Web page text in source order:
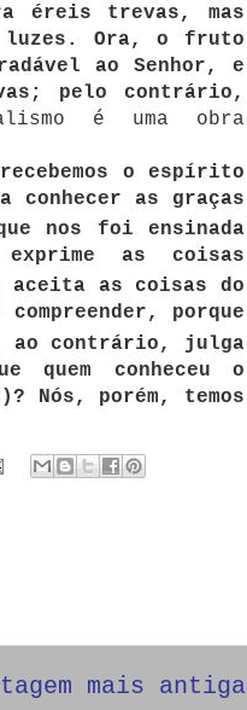
éreis trevas, mas
luzes. Ora, o fruto
ao Senhor, e
pelo contrário,
é uma obra
o espírito
conhecer as graças
nos foi ensinada
as coisas
aceita as coisas do
porque
ao contrário, julga
quem conheceu o
Nós, porém, temos
mais antiga